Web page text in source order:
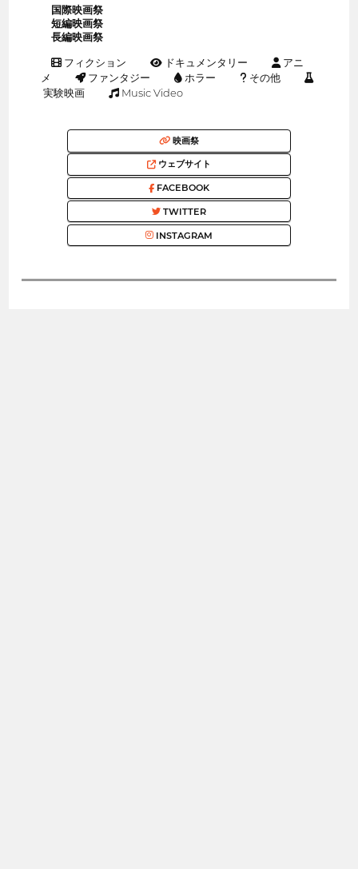
国際映画祭
短編映画祭
長編映画祭
フィクション ドキュメンタリー
アニ
メ
ファンタジー ホラー
その他
実験映画
Music Video
映画祭
ウェブサイト
FACEBOOK
TWITTER
INSTAGRAM